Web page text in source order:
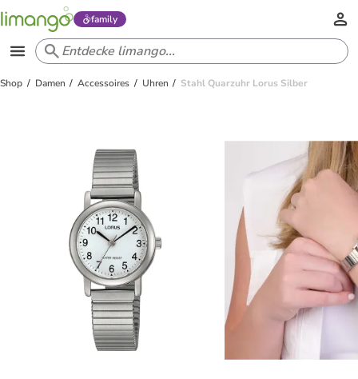
family
Shop Damen Accessoires Uhren Stahl Quarzuhr Lorus Silber